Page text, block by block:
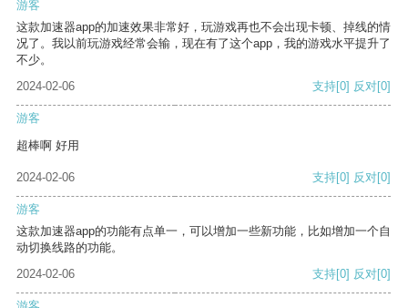
游客
这款加速器app的加速效果非常好，玩游戏再也不会出现卡顿、掉线的情
况了。我以前玩游戏经常会输，现在有了这个app，我的游戏水平提升了
不少。
2024-02-06
支持[0] 反对[0]
游客
超棒啊 好用
2024-02-06 支持[0] 反对[0]
游客
这款加速器app的功能有点单一，可以增加一些新功能，比如增加一个自
动切换线路的功能。
2024-02-06
支持[0] 反对[0]